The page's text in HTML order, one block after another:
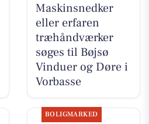
Maskinsnedker
eller erfaren
træhåndværker
søges til Bøjsø
Vinduer og Døre i
Vorbasse
BOLIGMARKED